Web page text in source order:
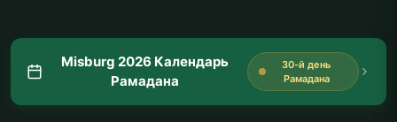
Misburg 2026 Календарь
Рамадана
30-й день
Рамадана